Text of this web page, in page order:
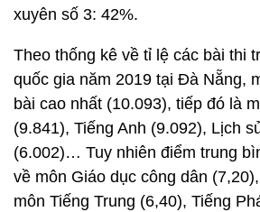
xuyên số 3: 42%.
Theo thống kê về tỉ lệ các bài thi
quốc gia năm 2019 tại Đà Nẵng,
bài cao nhất (10.093), tiếp đó là
(9.841), Tiếng Anh (9.092), Lịch
(6.002)… Tuy nhiên điểm trung
về môn Giáo dục công dân
môn Tiếng Trung (6,40), Tiếng